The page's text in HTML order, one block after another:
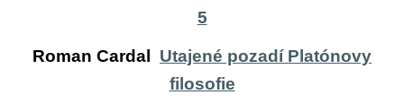
5
Roman Cardal
Utajené pozadí Platónovy
filosofie